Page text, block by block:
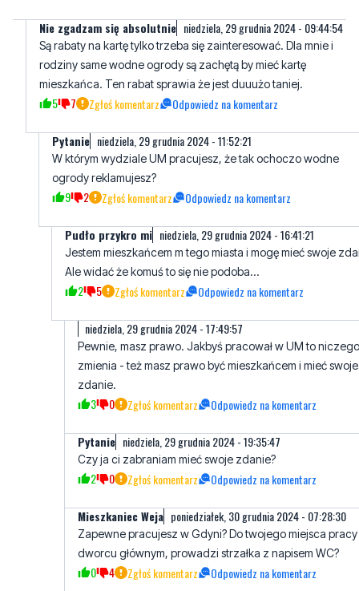
mieszkańca. Ten rabat sprawia że jest duuużo taniej.
5 7 Zgłoś komentarz Odpowiedz na komentarz
Pytanie niedziela, 29 grudnia 2024 - 11:52:21
W którym wydziale UM pracujesz, że tak ochoczo wodne
9 2 Zgłoś komentarz Odpowiedz na komentarz
Pudło przykro mi
Jestem mieszkańcem m tego miasta i mogę mieć swoje
2 5 Zgłoś komentarz Odpowiedz na komentarz
niedziela, 29 grudnia 2024 - 17:49:57
Pewnie, masz prawo. Jakbyś pracował w UM to
zdanie.
3 0 Zgłoś komentarz Odpowiedz na komentarz
Pytanie
Czy ja ci zabraniam mieć swoje zdanie?
Mieszkaniec Weja poniedziałek, 30 grudnia 2024 - 07:28:30
Zapewne pracujesz w Gdyni? Do twojego miejsca
0 4 Zgłoś komentarz Odpowiedz na komentarz
Tomas niedziela, 29 grudnia 2024 - 16:43:10
Mnie też się podobają. A o co chodzi?